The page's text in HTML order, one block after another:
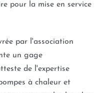
pour la mise en service
par l'association
un gage
de l'expertise
à chaleur et